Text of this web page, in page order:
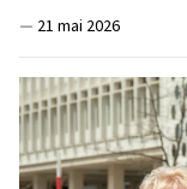
— 21 mai 2026